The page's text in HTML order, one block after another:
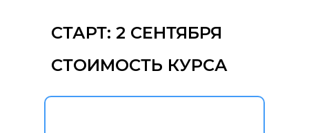
СТОИМОСТЬ КУРСА
СТАРТ: 2 СЕНТЯБРЯ